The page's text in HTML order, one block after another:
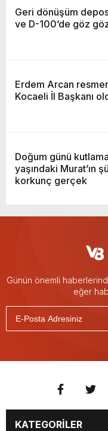
Geri dönüşüm
ve D-100’de göz
Erdem Arcan
Kocaeli İl Başkanı
Doğum günü
yaşındaki Murat’ın
korkunç gerçek
Günün önemli
eğer
KATEGORİLER